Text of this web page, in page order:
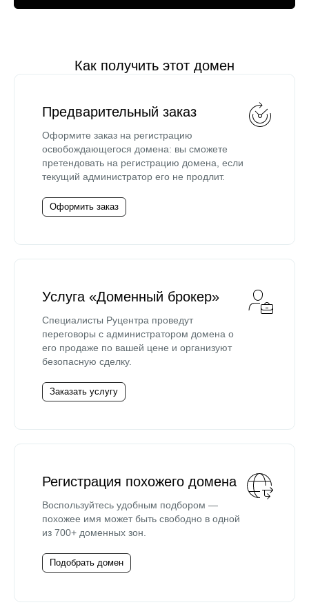
Как получить этот домен
Предварительный заказ
Оформите заказ на регистрацию
освобождающегося домена: вы сможете
претендовать на регистрацию домена, если
текущий администратор его не продлит.
Оформить заказ
Услуга «Доменный брокер»
Специалисты Руцентра проведут
переговоры с администратором домена о
его продаже по вашей цене и организуют
безопасную сделку.
Заказать услугу
Регистрация похожего домена
Воспользуйтесь удобным подбором —
похожее имя может быть свободно в одной
из 700+ доменных зон.
Подобрать домен